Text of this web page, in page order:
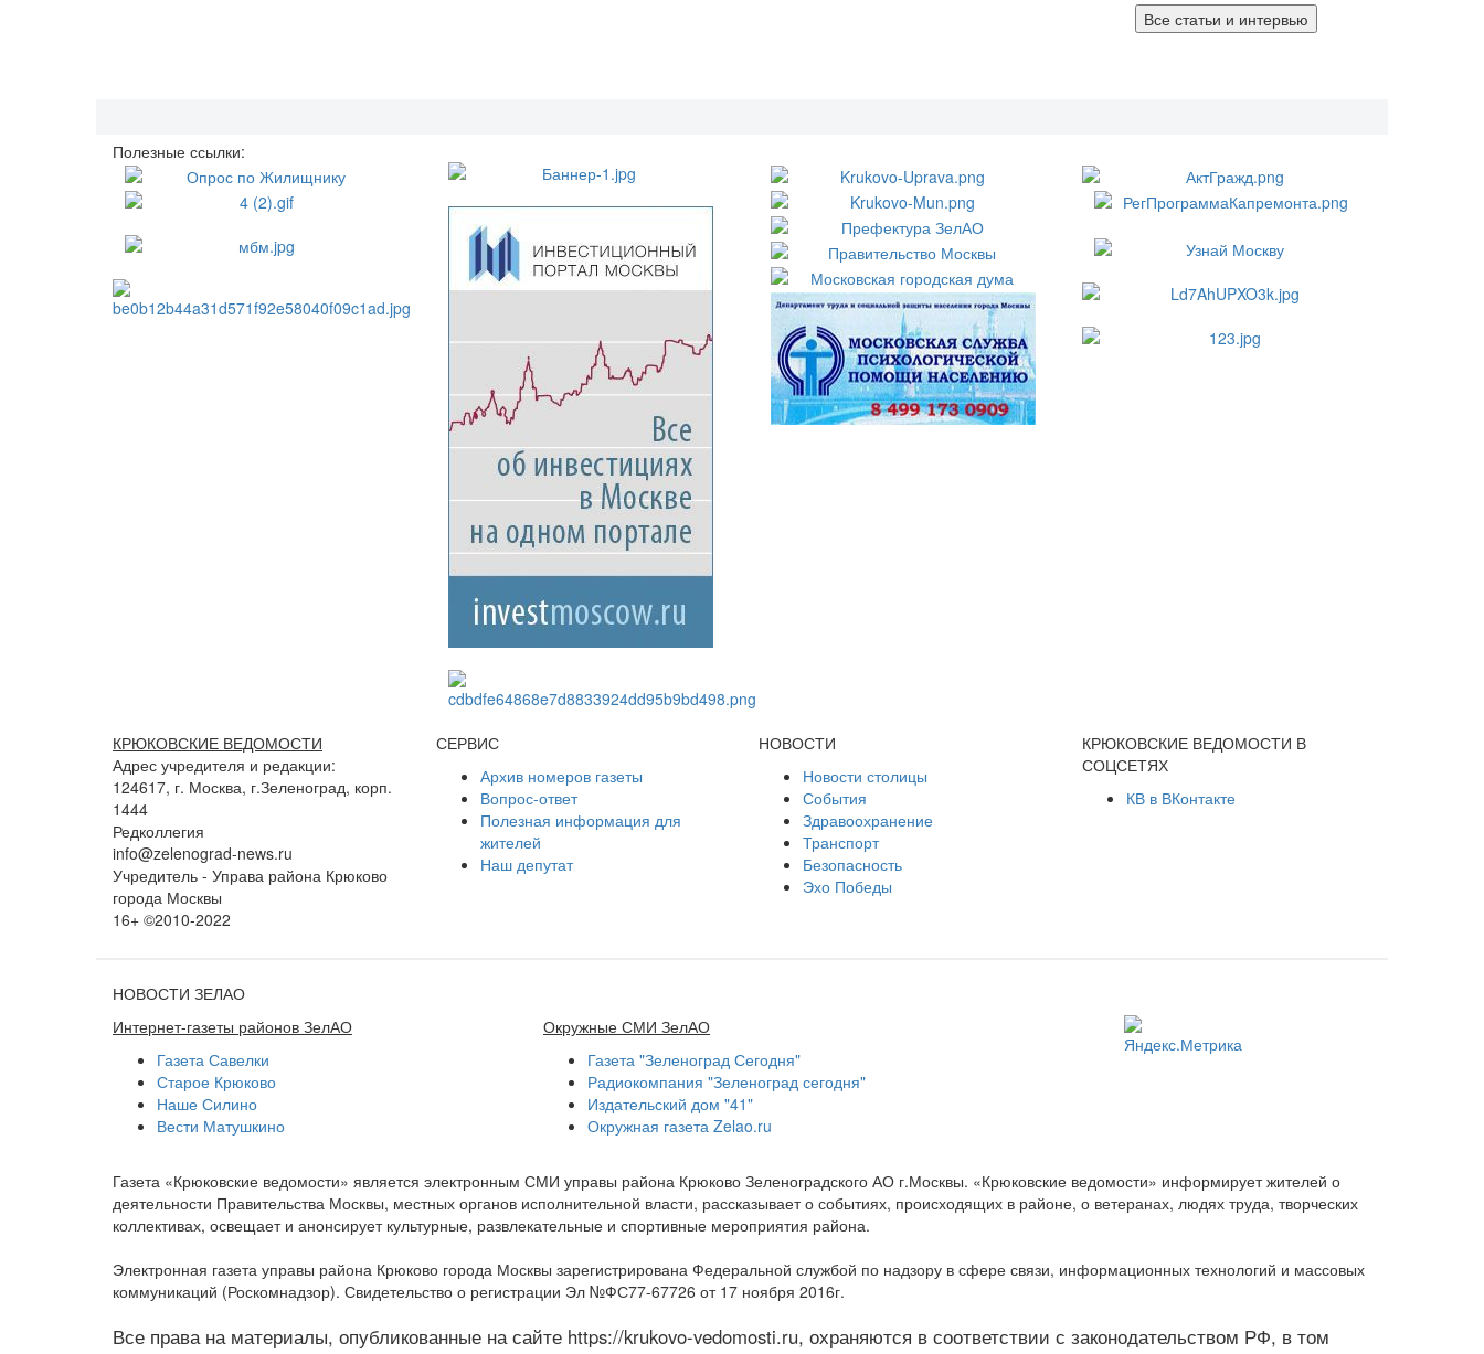
Все статьи и интервью
Полезные ссылки:
КРЮКОВСКИЕ ВЕДОМОСТИ
Адрес учредителя и редакции:
124617, г. Москва, г.Зеленоград, корп.
1444
Редколлегия
info@zelenograd-news.ru
Учредитель - Управа района Крюково
города Москвы
16+ ©2010-2022
СЕРВИС
Архив номеров газеты
Вопрос-ответ
Полезная информация для
жителей
Наш депутат
НОВОСТИ
Новости столицы
События
Здравоохранение
Транспорт
Безопасность
Эхо Победы
КРЮКОВСКИЕ ВЕДОМОСТИ В
СОЦСЕТЯХ
КВ в ВКонтакте
НОВОСТИ ЗЕЛАО
Интернет-газеты районов ЗелАО
Газета Савелки
Старое Крюково
Наше Силино
Вести Матушкино
Окружные СМИ ЗелАО
Газета "Зеленоград Сегодня"
Радиокомпания "Зеленоград сегодня"
Издательский дом "41"
Окружная газета Zelao.ru
Газета «Крюковские ведомости» является электронным СМИ управы района Крюково Зеленоградского АО г.Москвы. «Крюковские ведомости» информирует жителей о
деятельности Правительства Москвы, местных органов исполнительной власти, рассказывает о событиях, происходящих в районе, о ветеранах, людях труда, творческих
коллективах, освещает и анонсирует культурные, развлекательные и спортивные мероприятия района.
Электронная газета управы района Крюково города Москвы зарегистрирована Федеральной службой по надзору в сфере связи, информационных технологий и массовых
коммуникаций (Роскомнадзор). Свидетельство о регистрации Эл №ФС77-67726 от 17 ноября 2016г.
Все права на материалы, опубликованные на сайте https://krukovo-vedomosti.ru, охраняются в соответствии с законодательством РФ, в том